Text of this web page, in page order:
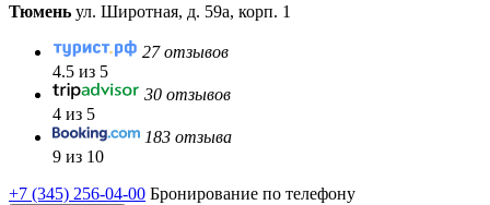
Тюмень ул. Широтная, д. 59а, корп. 1
27 отзывов
4.5 из 5
30 отзывов
4 из 5
183 отзыва
9 из 10
+7 (345) 256-04-00 Бронирование по телефону